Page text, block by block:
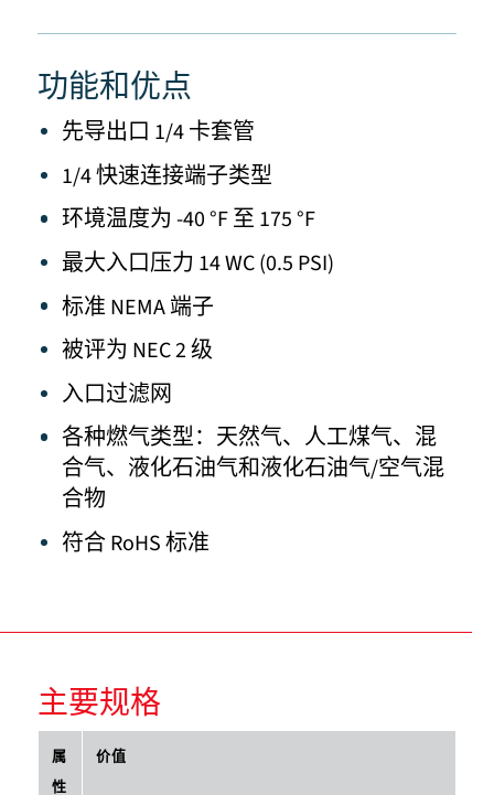
功能和优点
先导出口 1/4 卡套管
1/4 快速连接端子类型
环境温度为 -40 °F 至 175 °F
最大入口压力 14 WC (0.5 PSI)
标准 NEMA 端子
被评为 NEC 2 级
入口过滤网
各种燃气类型：天然气、人工煤气、混
合气、液化石油气和液化石油气/空气混
合物
符合 RoHS 标准
主要规格
属
性
价值